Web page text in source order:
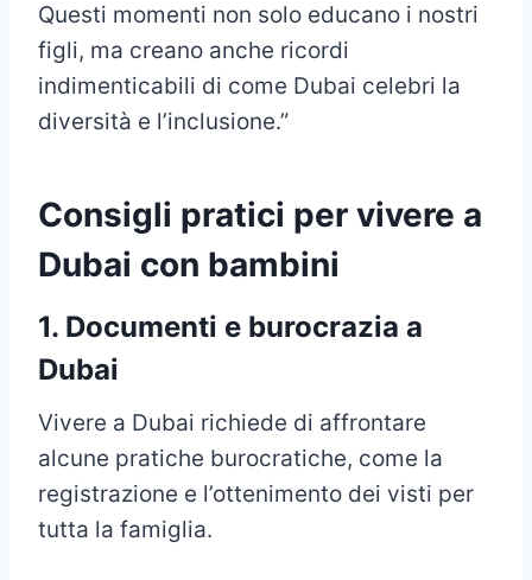
Questi momenti non solo educano i nostri
figli, ma creano anche ricordi
indimenticabili di come Dubai celebri la
diversità e l’inclusione.”
Consigli pratici per vivere a
Dubai con bambini
1. Documenti e burocrazia a
Dubai
Vivere a Dubai richiede di affrontare
alcune pratiche burocratiche, come la
registrazione e l’ottenimento dei visti per
tutta la famiglia.